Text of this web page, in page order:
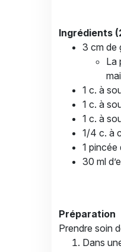
Ingrédients
3 cm de
La
1 c. à
1 c. à
1 c. à
1/4 c. à
1
30 ml
Préparation
Prendre soin
Dans